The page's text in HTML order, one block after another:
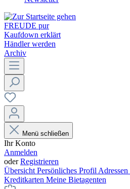
FREUDE pur
Kaufdown erklärt
Händler werden
Archiv
Menü schließen
Ihr Konto
Anmelden
oderRegistrieren
Übersicht Persönliches Profil Adressen
Kreditkarten Meine Bietagenten